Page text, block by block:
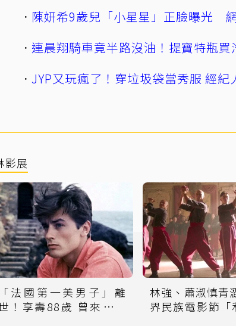
陳妍希9歲兒「小星星」正臉曝光
連晨翔騎車竟半路沒油！提寶特瓶
JYP又玩瘋了！穿垃圾袋當秀服 經紀
影展
「法國第一美男子」離
！享壽88歲 曾來台參
林強、蕭淑慎青
界民族電影節「